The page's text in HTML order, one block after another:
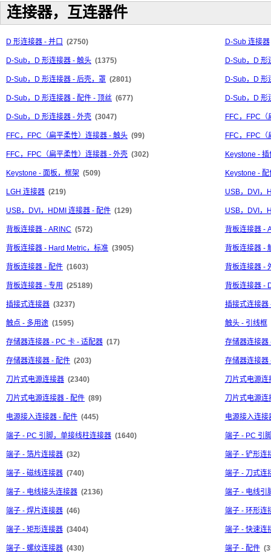
连接器，互连器件
D 形连接器 - 并口 (2750) D-Sub 连接器
D-Sub，D 形连接器 - 触头 (1375) D-Sub，D 形
D-Sub，D 形连接器 - 后壳，罩 (2801) D-Sub，D 形
D-Sub，D 形连接器 - 配件 - 顶丝 (677) D-Sub，D 形
D-Sub，D 形连接器 - 外壳 (3047) FFC，FPC（
FFC，FPC（扁平柔性）连接器 - 触头 (99) FFC，FPC（
FFC，FPC（扁平柔性）连接器 - 外壳 (302) Keystone - 插
Keystone - 面板，框架 (509) Keystone - 配
LGH 连接器 (219) USB，DVI，
USB，DVI，HDMI 连接器 - 配件 (129) USB，DVI，
背板连接器 - ARINC (572) 背板连接器 -
背板连接器 - Hard Metric，标准 (3905) 背板连接器 -
背板连接器 - 配件 (1603) 背板连接器 -
背板连接器 - 专用 (25189) 背板连接器 -
插接式连接器 (3237) 插接式连接器
触点 - 多用途 (1595) 触头 - 引线框
存储器连接器 - PC 卡 - 适配器 (17) 存储器连接器
存储器连接器 - 配件 (203) 存储器连接器
刀片式电源连接器 (2340) 刀片式电源连
刀片式电源连接器 - 配件 (89) 刀片式电源
电源接入连接器 - 配件 (445) 电源接入连接
端子 - PC 引脚，单接线柱连接器 (1640) 端子 - PC 引
端子 - 箔片连接器 (32) 端子 - 铲形连
端子 - 磁线连接器 (740) 端子 - 刀式连
端子 - 电线接头连接器 (2136) 端子 - 电线引
端子 - 焊片连接器 (46) 端子 - 环形连
端子 - 矩形连接器 (3404) 端子 - 快速连
端子 - 螺纹连接器 (430) 端子 - 配件